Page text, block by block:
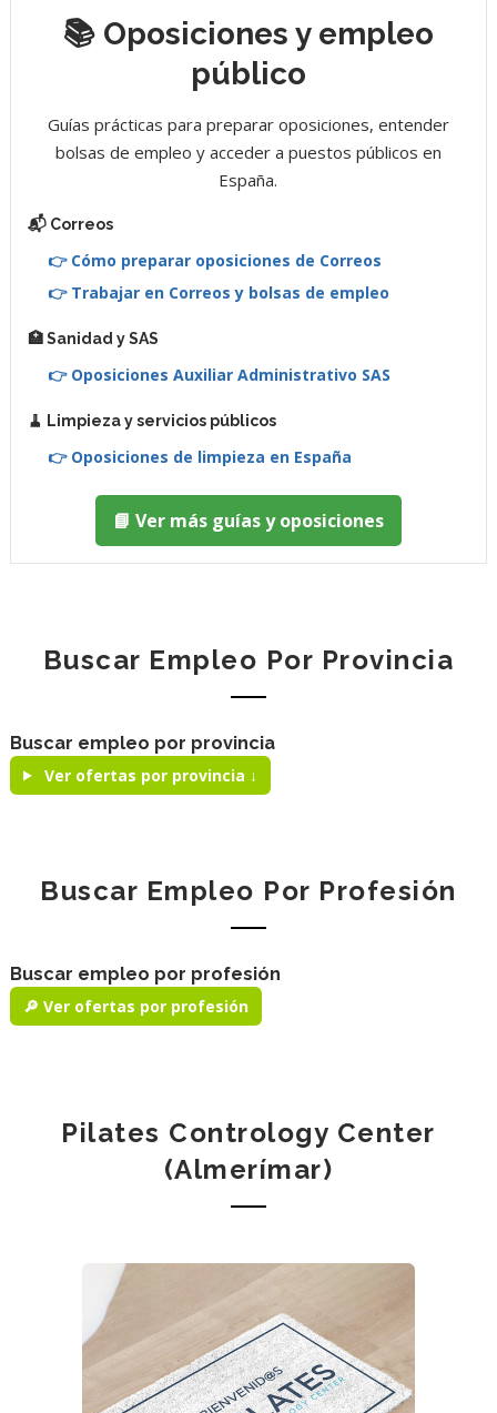
📚 Oposiciones y empleo
público
Guías prácticas para preparar oposiciones, entender
bolsas de empleo y acceder a puestos públicos en
España.
📬 Correos
👉 Cómo preparar oposiciones de Correos
👉 Trabajar en Correos y bolsas de empleo
🏥 Sanidad y SAS
👉 Oposiciones Auxiliar Administrativo SAS
🧹 Limpieza y servicios públicos
👉 Oposiciones de limpieza en España
📘 Ver más guías y oposiciones
Buscar Empleo Por Provincia
Buscar empleo por provincia
Ver ofertas por provincia ↓
Buscar Empleo Por Profesión
Buscar empleo por profesión
🔎 Ver ofertas por profesión
Pilates Contrology Center
(Almerímar)